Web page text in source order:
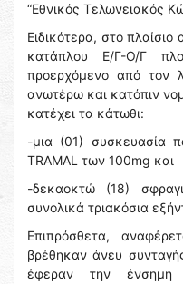
“Εθνικός Τελωνειακός
Ειδικότερα, στο
κατάπλου Ε/Γ-Ο/Γ
προερχόμενο από τον
ανωτέρω και κατόπιν
κατέχει τα κάτωθι:
-μια (01) συσκευασία
TRAMAL των 100mg και
-δεκαοκτώ (18)
συνολικά τριακόσια
Επιπρόσθετα,
βρέθηκαν άνευ
έφεραν την ένσημη